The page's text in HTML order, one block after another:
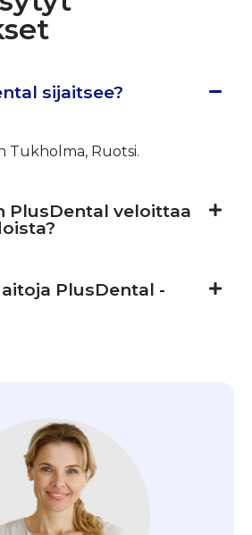
sijaitsee?
Tukholma, Ruotsi.
PlusDental veloittaa
PlusDental -